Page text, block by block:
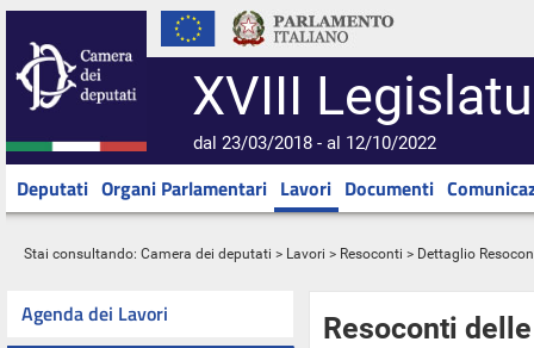
XVIII
dal 23/03/2018 - al 12/10/2022
Deputati Organi Parlamentari Lavori Documenti
Stai consultando: Camera dei deputati > Lavori > Resoconti > Dettaglio
Agenda dei Lavori
Resoconti